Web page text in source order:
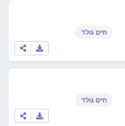
חיים גולד
חיים גולד